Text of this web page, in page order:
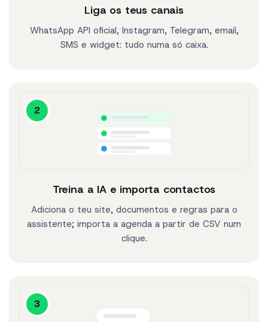
Liga os teus canais
WhatsApp API oficial, Instagram, Telegram, email,
SMS e widget: tudo numa só caixa.
2
Treina a IA e importa contactos
Adiciona o teu site, documentos e regras para o
assistente; importa a agenda a partir de CSV num
clique.
3